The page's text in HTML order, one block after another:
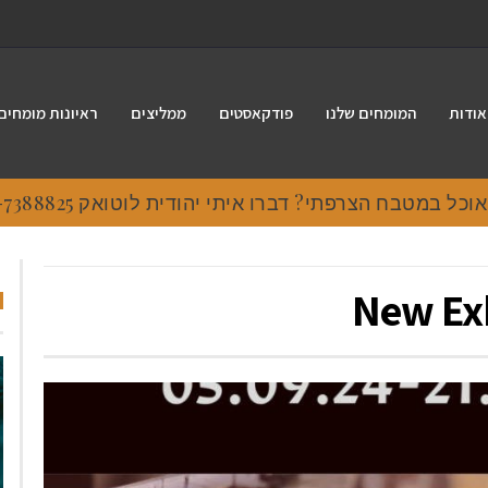
אודות המומחים שלנו פודקאסטים ממליצים ראיונות
במטבח הצרפתי? דברו איתי יהודית לוטואק 054-7388825.
New